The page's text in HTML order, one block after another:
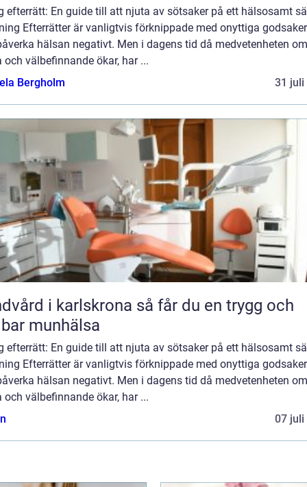
efterrätt: En guide till att njuta av sötsaker på ett hälsosamt
Efterrätter är vanligtvis förknippade med onyttiga
hälsan negativt. Men i dagens tid då medvetenheten om
och välbefinnande ökar, har ...
Bergholm
31 juli
i karlskrona så får du en trygg och
munhälsa
efterrätt: En guide till att njuta av sötsaker på ett hälsosamt
Efterrätter är vanligtvis förknippade med onyttiga
hälsan negativt. Men i dagens tid då medvetenheten om
och välbefinnande ökar, har ...
07 juli